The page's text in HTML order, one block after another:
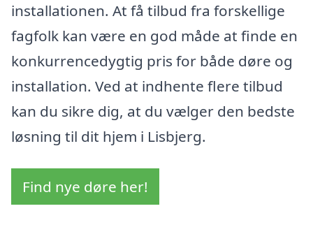
installationen. At få tilbud fra forskellige
fagfolk kan være en god måde at finde en
konkurrencedygtig pris for både døre og
installation. Ved at indhente flere tilbud
kan du sikre dig, at du vælger den bedste
løsning til dit hjem i Lisbjerg.
Find nye døre her!